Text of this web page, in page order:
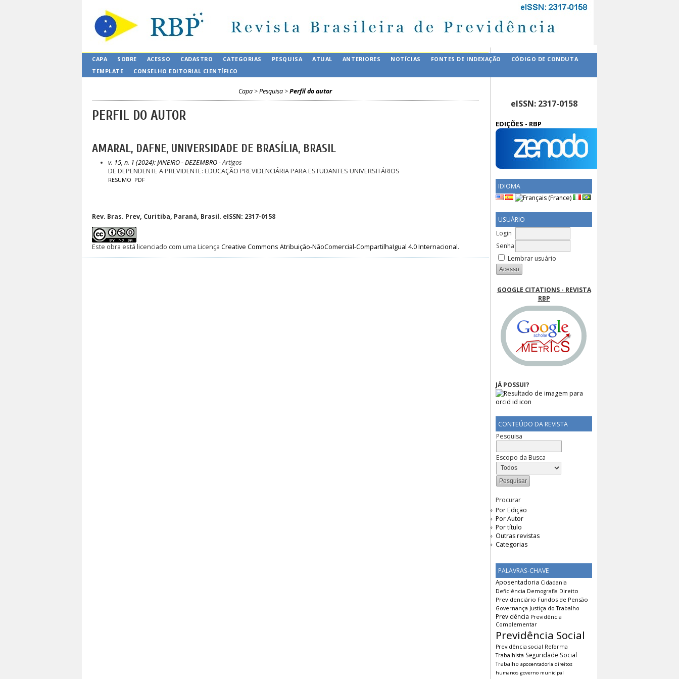
eISSN: 2317-0158
EDIÇÕES - RBP
IDIOMA
USUÁRIO
Login
Senha
Lembrar usuário
GOOGLE CITATIONS - REVISTA
RBP
JÁ POSSUI?
CONTEÚDO DA REVISTA
Pesquisa
Escopo da Busca
Procurar
Por Edição
Por Autor
Por título
Outras revistas
Categorias
PALAVRAS-CHAVE
Aposentadoria Cidadania
Deficiência Demografia Direito
Previdenciário Fundos de Pensão
Governança Justiça do Trabalho
Previdência Previdência
Complementar
Previdência Social
Previdência social Reforma
Trabalhista Seguridade Social
Trabalho aposentadoria direitos
humanos governo municipal
CAPA SOBRE ACESSO CADASTRO CATEGORIAS PESQUISA ATUAL ANTERIORES NOTÍCIAS FONTES DE INDEXAÇÃO
CÓDIGO DE CONDUTA
TEMPLATE
CONSELHO EDITORIAL CIENTÍFICO
Capa >Pesquisa >Perfil do autor
PERFIL DO AUTOR
AMARAL, DAFNE, UNIVERSIDADE DE BRASÍLIA, BRASIL
v. 15, n. 1 (2024): JANEIRO - DEZEMBRO- Artigos
DE DEPENDENTE A PREVIDENTE: EDUCAÇÃO PREVIDENCIÁRIA PARA ESTUDANTES UNIVERSITÁRIOS
RESUMO PDF
Rev. Bras. Prev, Curitiba, Paraná, Brasil. eISSN: 2317-0158
Este obra está licenciado com uma Licença Creative Commons Atribuição-NãoComercial-CompartilhaIgual 4.0 Internacional.